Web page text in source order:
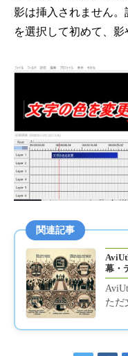
影は挿入されません
を選択して初めて、影
関連記事
幕・
ただ
のピ